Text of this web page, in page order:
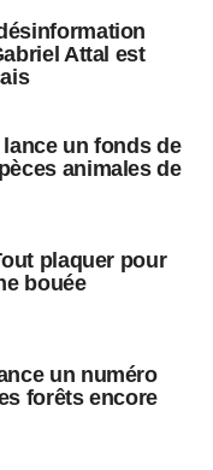
Attal est
un fonds de
animales de
plaquer pour
bouée
un numéro
forêts encore